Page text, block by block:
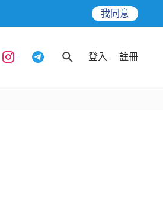
我同意
登入 註冊